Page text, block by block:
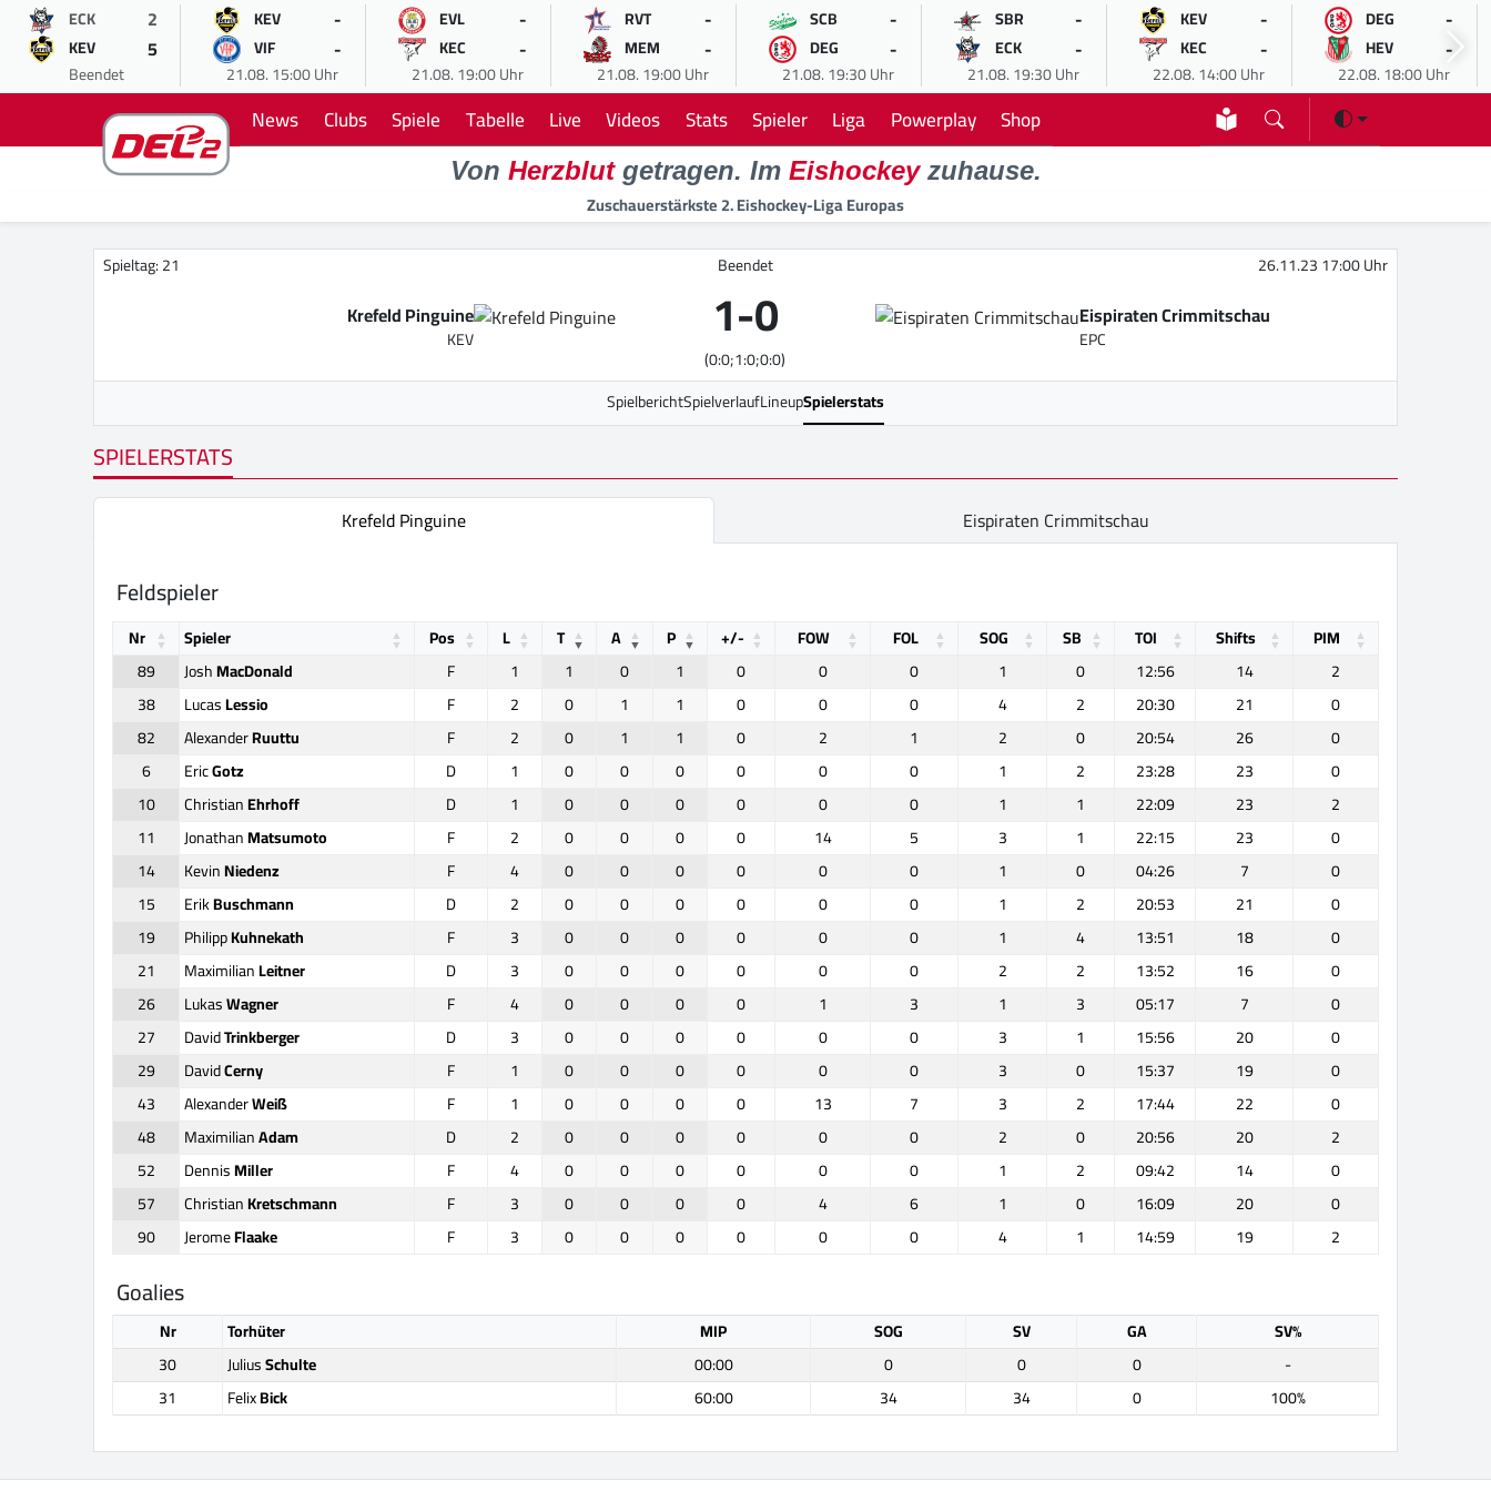
ECK 2
KEV 5
Beendet
KEV -
VIF -
21.08. 15:00 Uhr
EVL -
KEC -
21.08. 19:00 Uhr
RVT -
MEM -
21.08. 19:00 Uhr
SCB -
DEG -
21.08. 19:30 Uhr
SBR -
ECK -
21.08. 19:30 Uhr
KEV -
KEC -
22.08. 14:00 Uhr
DEG -
HEV -
22.08. 18:00 Uhr
News Clubs Spiele Tabelle Live Videos Stats Spieler Liga Powerplay Shop
Von Herzblutgetragen. Im Eishockeyzuhause.
Zuschauerstärkste 2. Eishockey-Liga Europas
Spieltag: 21 Beendet 26.11.23 17:00 Uhr
Krefeld Pinguine
KEV 1-0
(0:0;1:0;0:0)
Eispiraten Crimmitschau
EPC
SpielberichtSpielverlaufLineupSpielerstats
SPIELERSTATS
Krefeld Pinguine Eispiraten Crimmitschau
Feldspieler
Nr Spieler Pos L T A P +/- FOW FOL SOG SB TOI Shifts
PIM
89
JoshMacDonald F 1 1 0 1 0 0 0 1 0 12:56 14
2
38
LucasLessio F 2 0 1 1 0 0 0 4 2 20:30 21
0
82
AlexanderRuuttu F 2 0 1 1 0 2 1 2 0 20:54 26
0
6
EricGotz D 1 0 0 0 0 0 0 1 2 23:28 23
0
10
ChristianEhrhoff D 1 0 0 0 0 0 0 1 1 22:09 23
2
11
JonathanMatsumoto F 2 0 0 0 0 14 5 3 1 22:15 23
0
14
KevinNiedenz F 4 0 0 0 0 0 0 1 0 04:26 7
0
15
ErikBuschmann D 2 0 0 0 0 0 0 1 2 20:53 21
0
19
PhilippKuhnekath F 3 0 0 0 0 0 0 1 4 13:51 18
0
21
MaximilianLeitner D 3 0 0 0 0 0 0 2 2 13:52 16
0
26
LukasWagner F 4 0 0 0 0 1 3 1 3 05:17 7
0
27
DavidTrinkberger D 3 0 0 0 0 0 0 3 1 15:56 20
0
29
DavidCerny F 1 0 0 0 0 0 0 3 0 15:37 19
0
43
AlexanderWeiß F 1 0 0 0 0 13 7 3 2 17:44 22
0
48
MaximilianAdam D 2 0 0 0 0 0 0 2 0 20:56 20
2
52
DennisMiller F 4 0 0 0 0 0 0 1 2 09:42 14
0
57
ChristianKretschmann F 3 0 0 0 0 4 6 1 0 16:09 20
0
90
JeromeFlaake F 3 0 0 0 0 0 0 4 1 14:59 19 2
Goalies
Nr Torhüter MIP SOG SV GA
SV%
30
JuliusSchulte 00:00 0 0 0
-
31
FelixBick 60:00 34 34 0 100%